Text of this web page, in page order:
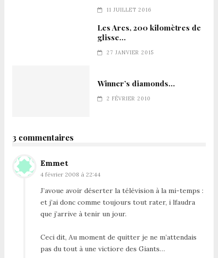
11 JUILLET 2016
Les Arcs, 200 kilomètres de
glisse…
27 JANVIER 2015
Winner’s diamonds…
2 FÉVRIER 2010
3 commentaires
Emmet
4 février 2008 à 22:44
J’avoue avoir déserter la télévision à la mi-temps :
et j’ai donc comme toujours tout rater, i lfaudra
que j’arrive à tenir un jour.
Ceci dit, Au moment de quitter je ne m’attendais
pas du tout à une victiore des Giants…